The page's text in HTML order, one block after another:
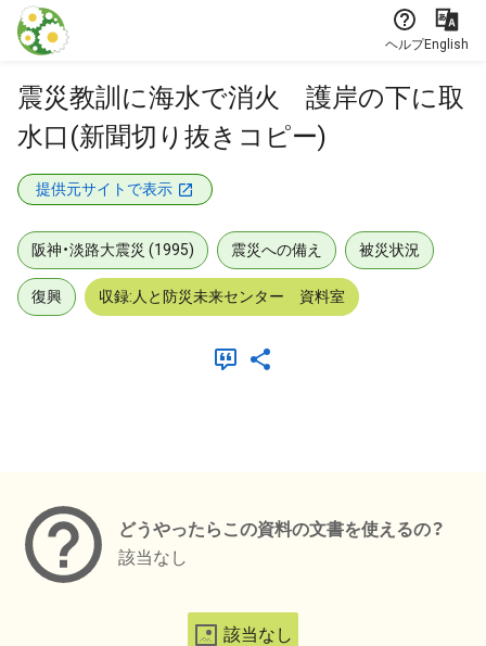
本文に飛ぶ
ヘルプEnglish
震災教訓に海水で消火 護岸の下に取
水口(新聞切り抜きコピー)
提供元サイトで表示
阪神・淡路大震災 (1995) 震災への備え 被災状況
復興 収録:人と防災未来センター 資料室
どうやったらこの資料の文書を使えるの？
該当なし
該当なし